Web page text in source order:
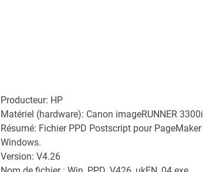
Producteur: HP
Matériel (hardware): Canon imageRUNNER 3300i
Résumé: Fichier PPD Postscript pour
Windows.
Version: V4.26